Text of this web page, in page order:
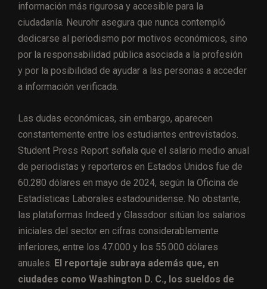
información más rigurosa y accesible para la
ciudadanía. Neurohr asegura que nunca contempló
dedicarse al periodismo por motivos económicos, sino
por la responsabilidad pública asociada a la profesión
y por la posibilidad de ayudar a las personas a acceder
a información verificada.
Las dudas económicas, sin embargo, aparecen
constantemente entre los estudiantes entrevistados.
Student Press Report señala que el salario medio anual
de periodistas y reporteros en Estados Unidos fue de
60.280 dólares en mayo de 2024, según la Oficina de
Estadísticas Laborales estadounidense. No obstante,
las plataformas Indeed y Glassdoor sitúan los salarios
iniciales del sector en cifras considerablemente
inferiores, entre los 47.000 y los 55.000 dólares
anuales. El reportaje subraya además que, en
ciudades como Washington D. C., los sueldos de